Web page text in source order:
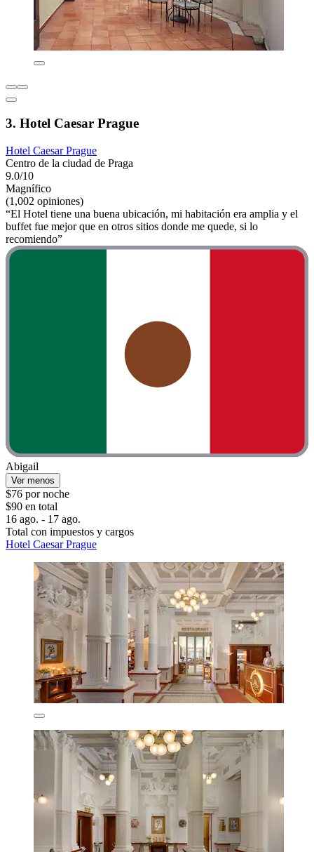
3. Hotel Caesar Prague
Hotel Caesar Prague
Centro de la ciudad de Praga
9.0/10
Magnífico
(1,002 opiniones)
“El Hotel tiene una buena ubicación, mi habitación era amplia y el
buffet fue mejor que en otros sitios donde me quede, si lo
recomiendo”
Abigail
Ver menos
$76 por noche
$90 en total
16 ago. - 17 ago.
Total con impuestos y cargos
Hotel Caesar Prague